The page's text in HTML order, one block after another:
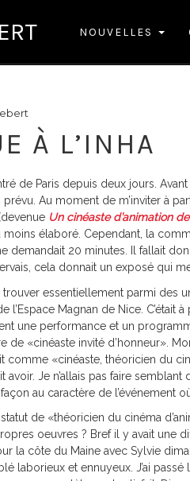
NOUVELLES
À L’INHA
de Paris depuis deux jours.
prévu. Au moment de m’inviter à
Un cinéaste d’animation
élaboré. Cependant, la
demandait 20 minutes. Il fallait
cela donnait un exposé qui
trouver essentiellement parmi des
l’Espace Magnan de Nice.
une performance et un
de «cinéaste invité d’honneur».
«cinéaste, théoricien du
avoir. Je n’allais pas faire
au caractère de l’événement
de «théoricien du cinéma
oeuvres ? Bref il y avait une
la côte du Maine avec Sylvie
laborieux et ennuyeux. J’ai